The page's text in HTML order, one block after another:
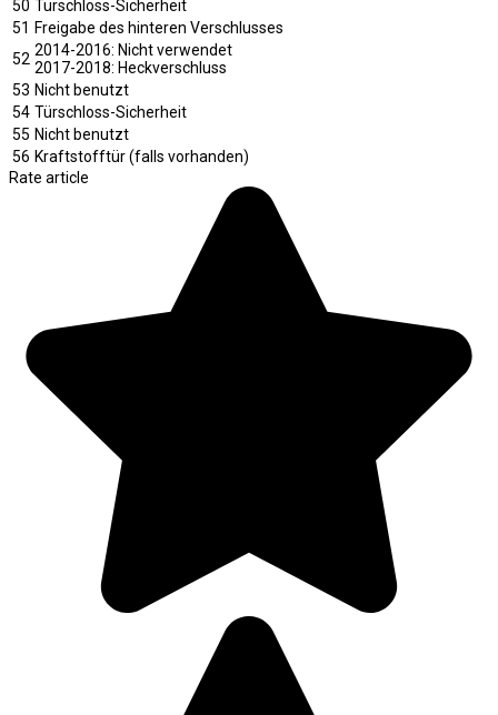
50 Türschloss-Sicherheit
51 Freigabe des hinteren Verschlusses
52 2014-2016: Nicht verwendet
2017-2018: Heckverschluss
53 Nicht benutzt
54 Türschloss-Sicherheit
55 Nicht benutzt
56 Kraftstofftür (falls vorhanden)
Rate article